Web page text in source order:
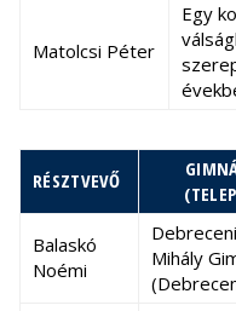
Matolcsi Péter
Egy
RÉSZTVEVŐ
Balaskó
Noémi
Mihály